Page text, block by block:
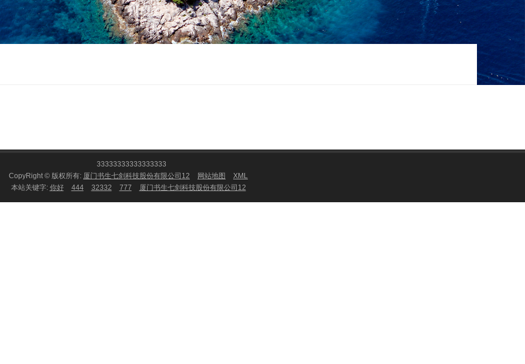
33333333333333333
CopyRight © 版权所有: 厦门书生七剑科技股份有限公司12 网站地图
XML
本站关键字: 你好 444 32332 777 厦门书生七剑科技股份有限公司12